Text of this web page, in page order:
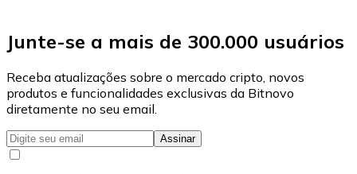
Junte-se a mais de 300.000 usuários
Receba atualizações sobre o mercado cripto, novos
produtos e funcionalidades exclusivas da Bitnovo
diretamente no seu email.
Assinar